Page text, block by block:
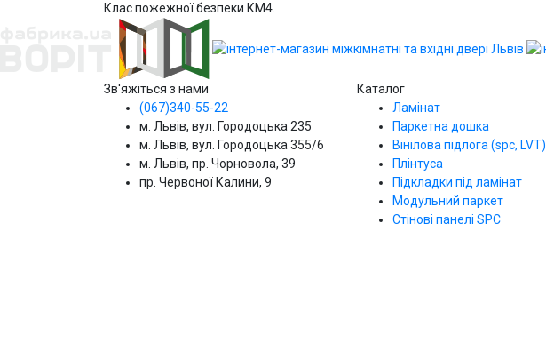
Клас пожежної безпеки КМ4.
Зв'яжіться з нами
(067)340-55-22
м. Львів, вул. Городоцька 235
м. Львів, вул. Городоцька 355/6
м. Львів, пр. Чорновола, 39
пр. Червоної Калини, 9
Каталог
Ламінат
Паркетна дошка
Вінілова підлога (spc, LVT)
Плінтуса
Підкладки під ламінат
Модульний паркет
Стінові панелі SPС